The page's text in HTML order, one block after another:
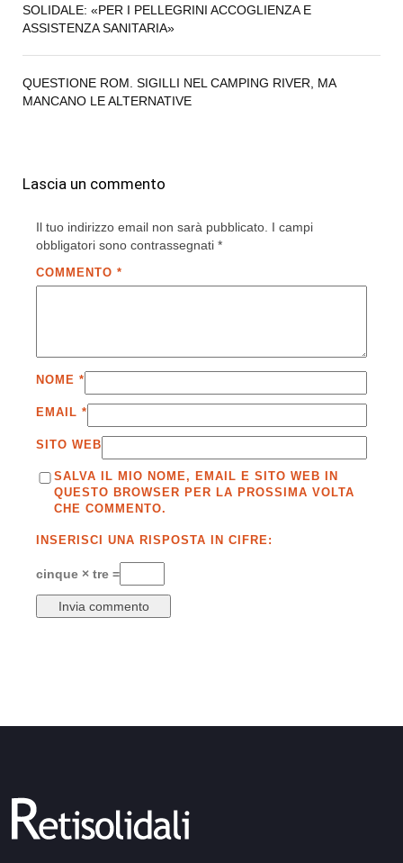
SOLIDALE: «PER I PELLEGRINI ACCOGLIENZA E
ASSISTENZA SANITARIA»
QUESTIONE ROM. SIGILLI NEL CAMPING RIVER, MA
MANCANO LE ALTERNATIVE
Lascia un commento
Il tuo indirizzo email non sarà pubblicato. I campi
obbligatori sono contrassegnati *
COMMENTO *
NOME *
EMAIL *
SITO WEB
SALVA IL MIO NOME, EMAIL E SITO WEB IN
QUESTO BROWSER PER LA PROSSIMA VOLTA
CHE COMMENTO.
INSERISCI UNA RISPOSTA IN CIFRE:
cinque × tre =